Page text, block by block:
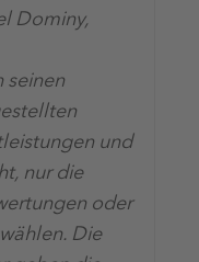
Dominy,
seinen
und
nur die
oder
Die